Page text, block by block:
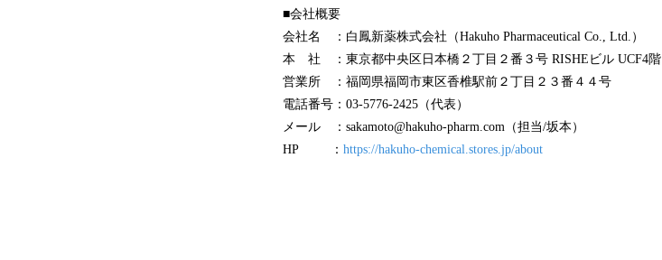
■会社概要
会社名 ：白鳳新薬株式会社（Hakuho Pharmaceutical Co., Ltd.）
本 社 ：東京都中央区日本橋２丁目２番３号 RISHEビル UCF4階
営業所 ：福岡県福岡市東区香椎駅前２丁目２３番４４号
電話番号：03-5776-2425（代表）
メール ：sakamoto@hakuho-pharm.com（担当/坂本）
HP ： https://hakuho-chemical.stores.jp/about